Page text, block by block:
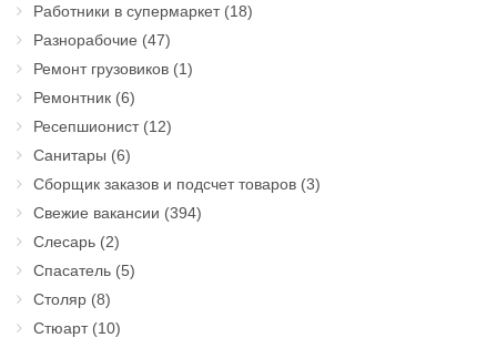
Работники в супермаркет(18)
Разнорабочие (47)
Ремонт грузовиков (1)
Ремонтник (6)
Ресепшионист(12)
Санитары (6)
Сборщик заказов и подсчет товаров (3)
Свежие вакансии (394)
Слесарь (2)
Спасатель (5)
Столяр (8)
Стюарт(10)